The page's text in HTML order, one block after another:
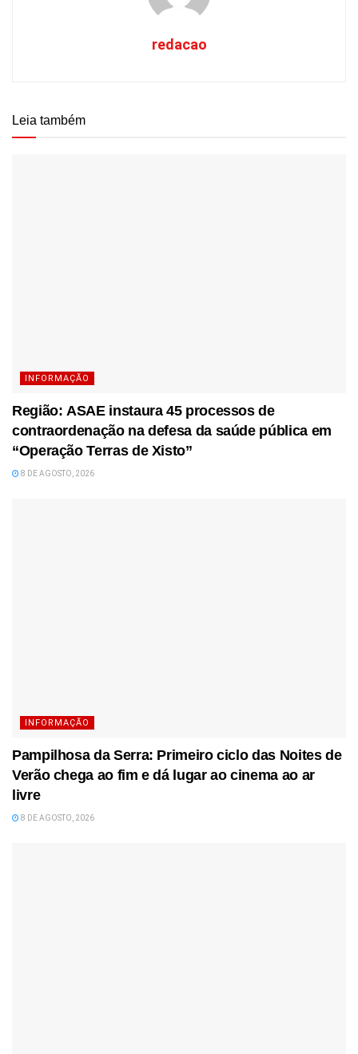
redacao
Leia também
INFORMAÇÃO
Região: ASAE instaura 45 processos de
contraordenação na defesa da saúde pública em
“Operação Terras de Xisto”
8 DE AGOSTO, 2026
INFORMAÇÃO
Pampilhosa da Serra: Primeiro ciclo das Noites de
Verão chega ao fim e dá lugar ao cinema ao ar
livre
8 DE AGOSTO, 2026